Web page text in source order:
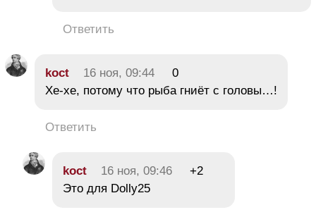
Ответить
koct 16 ноя, 09:44
0
Хе-хе, потому что рыба гниёт с головы…!
Ответить
koct 16 ноя, 09:46
+2
Это для Dolly25